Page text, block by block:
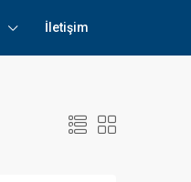
İletişim